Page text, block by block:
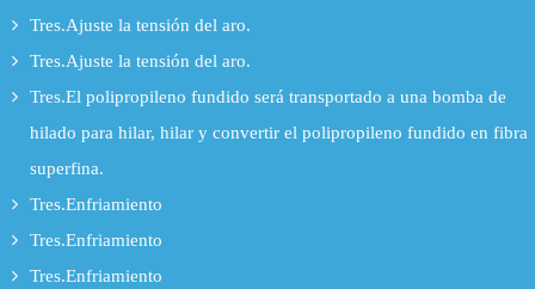
Tres.Ajuste la tensión del aro.
Tres.Ajuste la tensión del aro.
Tres.El polipropileno fundido será transportado a una bomba de
hilado para hilar, hilar y convertir el polipropileno fundido en fibra
superfina.
Tres.Enfriamiento
Tres.Enfriamiento
Tres.Enfriamiento